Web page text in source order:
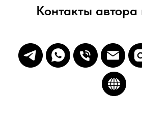
Контакты автора